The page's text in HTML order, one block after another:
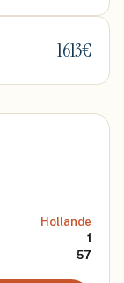
1613€
Hollande
1
57